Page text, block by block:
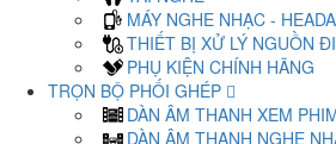
MÁY NGHE NHẠC -
THIẾT BỊ XỬ LÝ NGUỒN
PHỤ KIỆN CHÍNH HÃNG
TRỌN BỘ PHỐI GHÉP
DÀN ÂM THANH XEM
DÀN ÂM THANH NGHE